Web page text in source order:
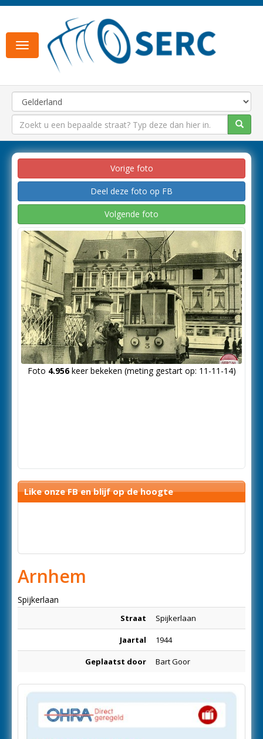
Toggle
navigation
Vorige foto
Deel deze foto op FB
Volgende foto
Foto 4.956keer bekeken (meting gestart op: 11-11-14)
Like onze FB en blijf op de hoogte
Arnhem
Spijkerlaan
Straat Spijkerlaan
Jaartal 1944
Geplaatst door Bart Goor